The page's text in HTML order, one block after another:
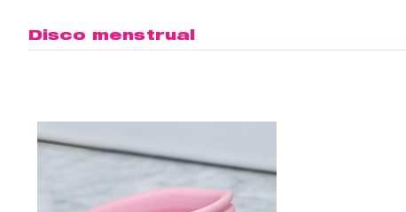
Disco menstrual